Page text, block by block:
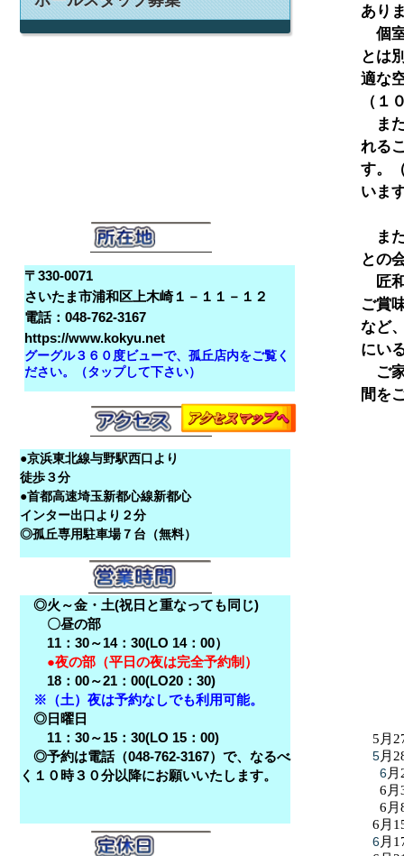
5月
5月
6
6月
6月
6月
6月
あり
個
とは
適な
（１
ま
れる
す。
いま
ま
との
匠
ご賞
など
にい
ご
●京浜東北線与野駅西口より
徒歩３分
●首都高速埼玉新都心線新都心
インター出口より２分
◎孤丘専用駐車場７台（無料）
〒330-0071
さいたま市浦和区上木崎１－１１－１２
電話：048-762-3167
https://www.kokyu.net
グーグル３６０度ビューで、孤丘店内をご覧く
ださい。（タップして下さい）
◎火～金・土(祝日と重なっても同じ)
〇昼の部
11：30～14：30(LO 14：00）
●夜の部（平日の夜は完全予約制）
18：00～21：00(LO20：30)
※（土）夜は予約なしでも利用可能。
◎日曜日
11：30～15：30(LO 15：00)
◎予約は電話（048-762-3167）で、なるべ
く１０時３０分以降にお願いいたします。